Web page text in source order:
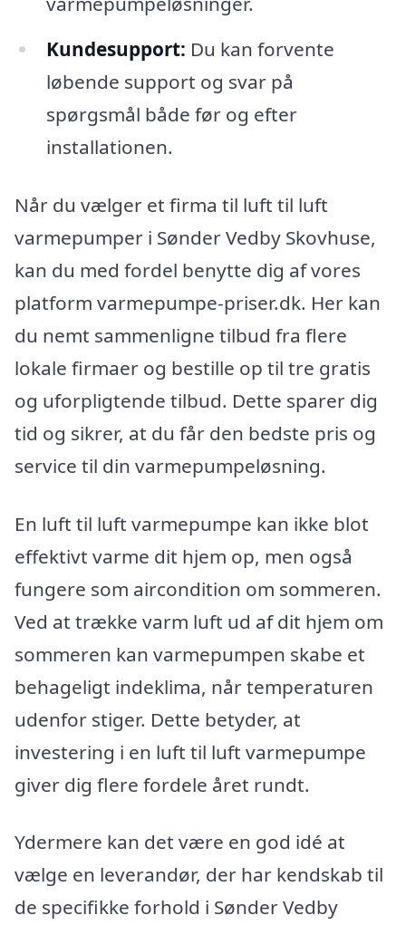
Kundesupport: Du kan forvente
løbende support og svar på
spørgsmål både før og efter
installationen.
Når du vælger et firma til luft til luft
varmepumper i Sønder Vedby Skovhuse,
kan du med fordel benytte dig af vores
platform varmepumpe-priser.dk. Her kan
du nemt sammenligne tilbud fra flere
lokale firmaer og bestille op til tre gratis
og uforpligtende tilbud. Dette sparer dig
tid og sikrer, at du får den bedste pris og
service til din varmepumpeløsning.
En luft til luft varmepumpe kan ikke blot
effektivt varme dit hjem op, men også
fungere som aircondition om sommeren.
Ved at trække varm luft ud af dit hjem om
sommeren kan varmepumpen skabe et
behageligt indeklima, når temperaturen
udenfor stiger. Dette betyder, at
investering i en luft til luft varmepumpe
giver dig flere fordele året rundt.
Ydermere kan det være en god idé at
vælge en leverandør, der har kendskab til
de specifikke forhold i Sønder Vedby